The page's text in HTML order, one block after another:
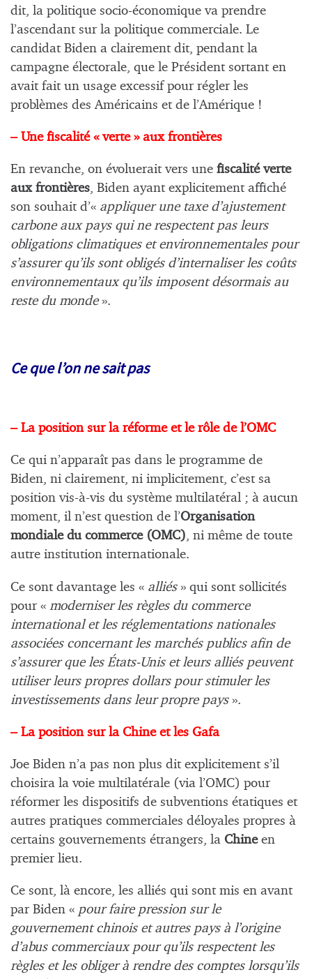
dit, la politique socio-économique va prendre
l’ascendant sur la politique commerciale. Le
candidat Biden a clairement dit, pendant la
campagne électorale, que le Président sortant en
avait fait un usage excessif pour régler les
problèmes des Américains et de l’Amérique !
– Une fiscalité « verte » aux frontières
En revanche, on évoluerait vers une fiscalité verte
aux frontières, Biden ayant explicitement affiché
son souhait d’« appliquer une taxe d’ajustement
carbone aux pays qui ne respectent pas leurs
obligations climatiques et environnementales pour
s’assurer qu’ils sont obligés d’internaliser les coûts
environnementaux qu’ils imposent désormais au
reste du monde».
Ce que l’on ne sait pas
– La position sur la réforme et le rôle de l’OMC
Ce qui n’apparaît pas dans le programme de
Biden, ni clairement, ni implicitement, c’est sa
position vis-à-vis du système multilatéral ; à aucun
moment, il n’est question de l’Organisation
mondiale du commerce (OMC), ni même de toute
autre institution internationale.
Ce sont davantage les « alliés » qui sont sollicités
pour « moderniser les règles du commerce
international et les réglementations nationales
associées concernant les marchés publics afin de
s’assurer que les États-Unis et leurs alliés peuvent
utiliser leurs propres dollars pour stimuler les
investissements dans leur propre pays».
– La position sur la Chine et les Gafa
Joe Biden n’a pas non plus dit explicitement s’il
choisira la voie multilatérale (via l’OMC) pour
réformer les dispositifs de subventions étatiques et
autres pratiques commerciales déloyales propres à
certains gouvernements étrangers, la Chineen
premier lieu.
Ce sont, là encore, les alliés qui sont mis en avant
par Biden « pour faire pression sur le
gouvernement chinois et autres pays à l’origine
d’abus commerciaux pour qu’ils respectent les
règles et les obliger à rendre des comptes lorsqu’ils